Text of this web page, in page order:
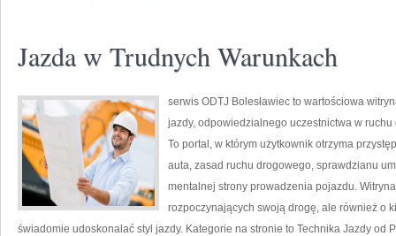
Jazda w Trudnych Warunkach
serwis ODTJ Bolesławiec to wartościowa
jazdy, odpowiedzialnego uczestnictwa w
To portal, w którym użytkownik otrzyma
auta, zasad ruchu drogowego, sprawdzianu
mentalnej strony prowadzenia pojazdu.
rozpoczynających swoją drogę, ale również o
świadomie udoskonalać styl jazdy. Kategorie na stronie to Technika Jazdy od